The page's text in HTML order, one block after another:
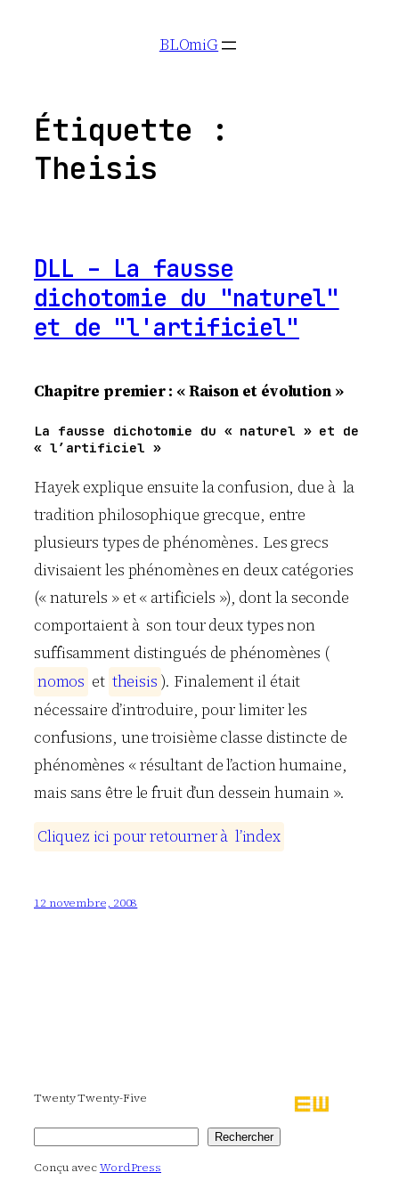
BLOmiG
Étiquette :
Theisis
DLL – La fausse
dichotomie du "naturel"
et de "l'artificiel"
Chapitre premier : « Raison et évolution »
La fausse dichotomie du « naturel » et de
« l’artificiel »
Hayekexplique ensuite la confusion, due à la
tradition philosophique grecque, entre
plusieurs types de phénomènes. Les grecs
divisaient les phénomènes en deux catégories
(« naturels » et « artificiels »), dont la seconde
comportaient à son tour deux types non
suffisamment distingués de phénomènes (
nomos et theisis ). Finalement il était
nécessaire d’introduire, pour limiter les
confusions, une troisième classe distincte de
phénomènes « résultant de l’action humaine,
mais sans être le fruit d’un dessein humain ».
Cliquez icipourretournerà l’index
12 novembre, 2008
Twenty Twenty-Five
Rechercher Rechercher
Conçu avecWordPress